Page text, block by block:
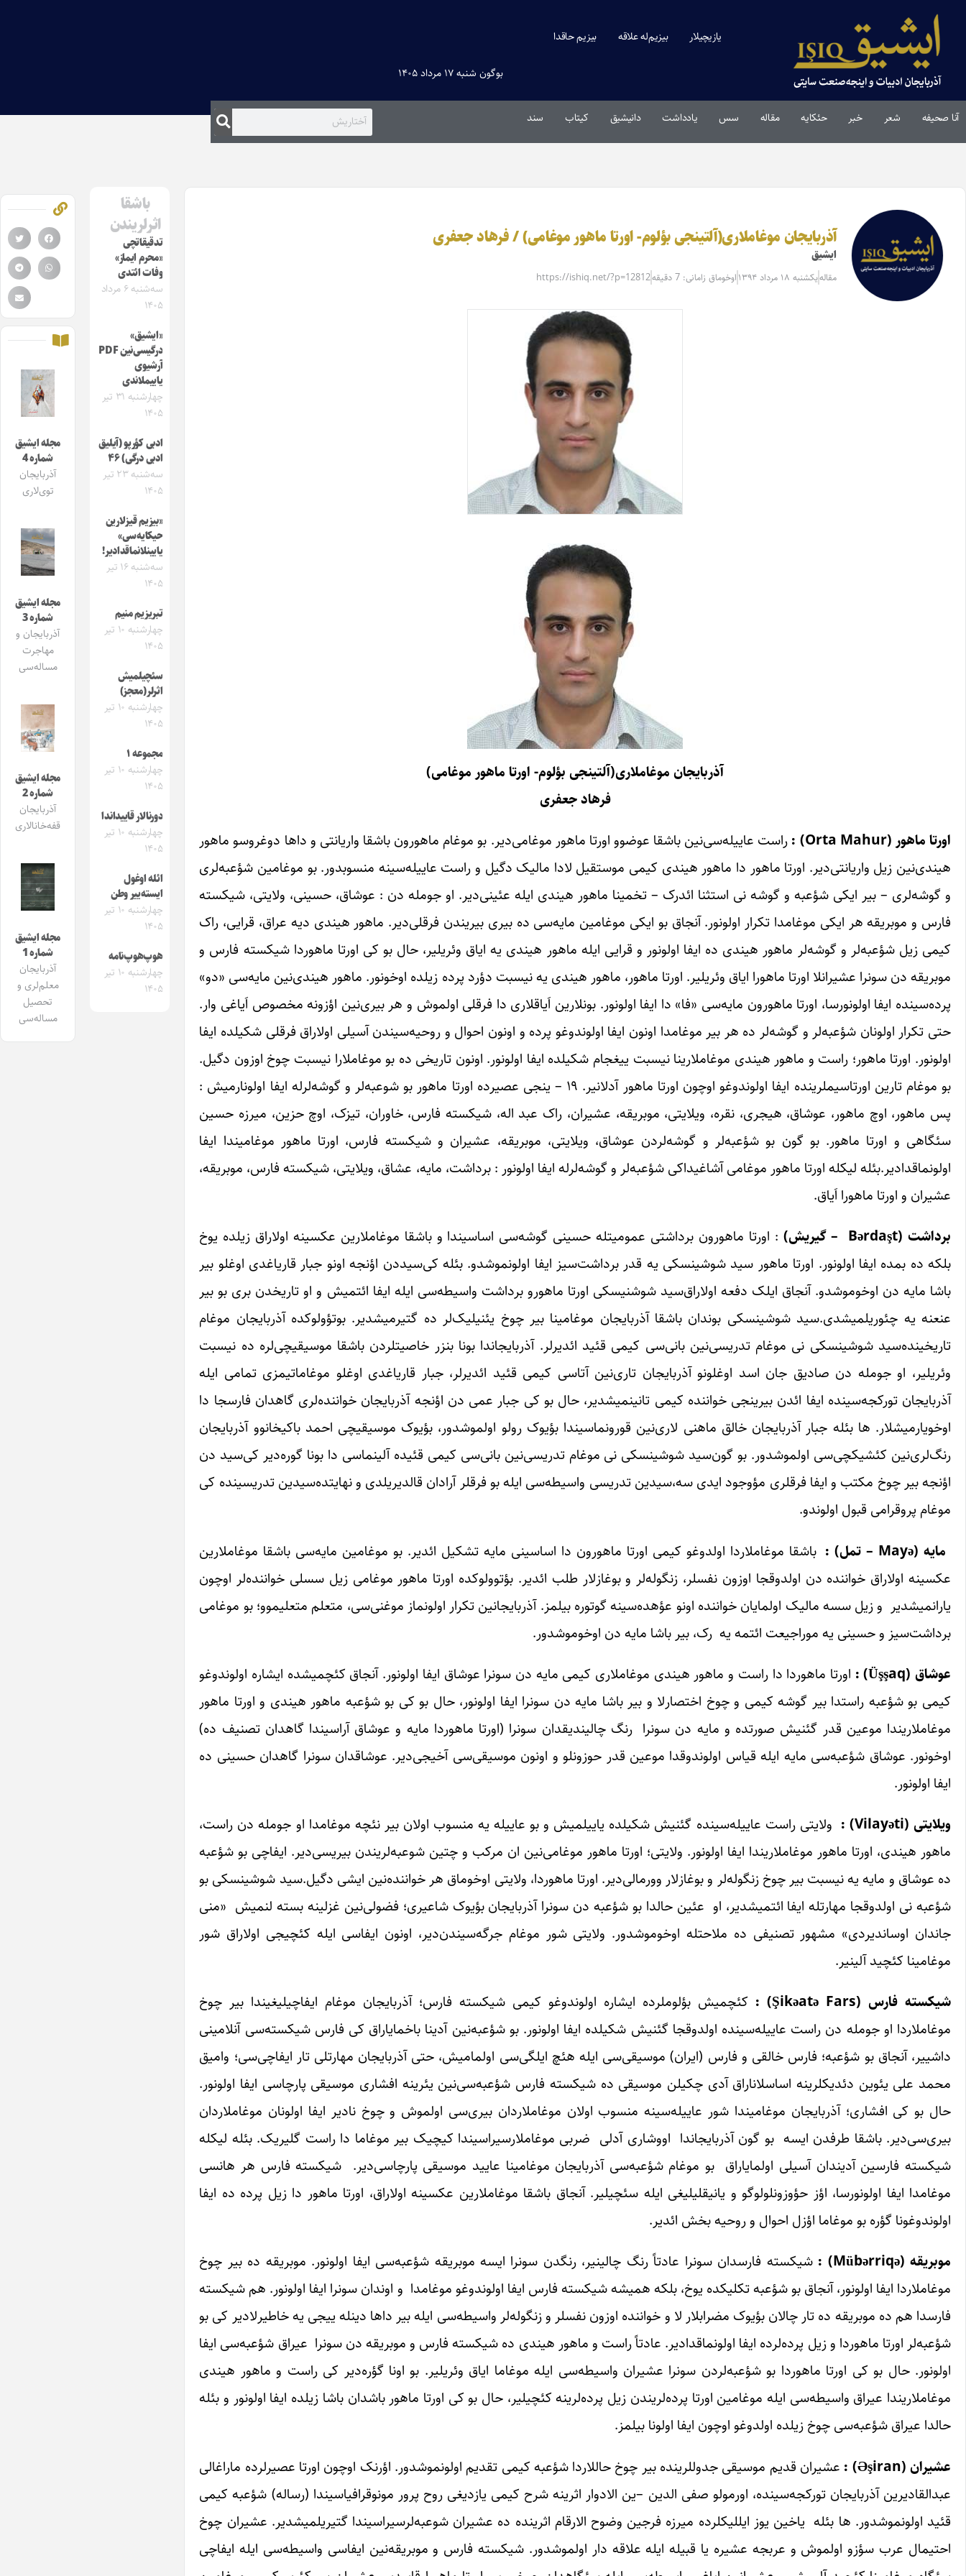
یازیچیلار بیزیم‌له علاقه بیزیم حاقدا
بوگون شنبه ۱۷ مرداد ۱۴۰۵
آنا صحیفه شعر خبر حئکایه مقاله‌ سس یادداشت دانیشیق کیتاب سند
آذربایجان موغاملاری(آلتینجی بؤلوم- اورتا ماهور موغامی) / فرهاد جعفری
ایشیق
مقاله‌یکشنبه ۱۸ مرداد ۱۳۹۴ اوخوماق زامانی: 7 دقیقه https://ishiq.net/?p=12812
آذربایجان موغاملاری(آلتینجی بؤلوم- اورتا ماهور موغامی)
فرهاد جعفری
اورتا ماهور (Orta Mahur) :
راست عاییله‌سی‌نین باشقا عوضوو اورتا ماهور موغامی‌دیر. بو موغام ماهورون باشقا واریانتی و داها دوغروسو ماهور
هیندی‌نین زیل واریانتی‌دیر. اورتا ماهور دا ماهور هیندی کیمی موستقیل لادا مالیک دگیل و راست عاییله‌سینه منسوبدور. بو موغامین شؤعبه‌لری
و گوشه‌لری – بیر ایکی شؤعبه و گوشه نی استثنا ائدرک – تخمینا ماهور هیندی ایله عئینی‌دیر. او جومله دن : عوشاق، حسینی، ولایتی، شیکسته
فارس و موبریقه هر ایکی موغامدا تکرار اولونور. آنجاق بو ایکی موغامین مایه‌سی ده بیری بیریندن فرقلی‌دیر. ماهور هیندی دیه عراق، قرایی، راک
کیمی زیل شؤعبه‌لر و گوشه‌لر ماهور هیندی ده ایفا اولونور و قرایی ایله ماهور هیندی یه ایاق وئریلیر، حال بو کی اورتا ماهوردا شیکسته فارس و
موبریقه دن سونرا عشیرانلا اورتا ماهورا ایاق وئریلیر. اورتا ماهور، ماهور هیندی یه نیسبت دؤرد پرده زیلده اوخونور. ماهور هیندی‌نین مایه‌سی «دو»
پرده‌سینده ایفا اولونورسا، اورتا ماهورون مایه‌سی «فا» دا ایفا اولونور. بونلارین اَیاقلاری دا فرقلی اولموش و هر بیری‌نین اؤزونه مخصوص اَیاغی وار.
حتی تکرار اولونان شؤعبه‌لر و گوشه‌لر ده هر بیر موغامدا اونون ایفا اولوندوغو پرده و اونون احوال و روحیه‌سیندن آسیلی اولاراق فرقلی شکیلده ایفا
اولونور. اورتا ماهور؛ راست و ماهور هیندی موغاملارینا نیسبت ییغجام شکیلده ایفا اولونور. اونون تاریخی ده بو موغاملارا نیسبت چوخ اوزون دگیل.
بو موغام تارین اورتا‌سیملرینده ایفا اولوندوغو اوچون اورتا ماهور آدلانیر. ۱۹ – ینجی عصیرده اورتا ماهور بو شوعبه‌لر و گوشه‌لرله ایفا اولونارمیش :
پس ماهور، اوچ ماهور، عوشاق، هیجری، نقره، ویلایتی، موبریقه، عشیران، راک عبد اله، شیکسته فارس، خاوران، تیزک، اوچ حزین، میرزه حسین
سئگاهی و اورتا ماهور. بو گون بو شؤعبه‌لر و گوشه‌لردن عوشاق، ویلایتی، موبریقه، عشیران و شیکسته فارس، اورتا ماهور موغامیندا ایفا
اولونماقدادیر.بئله لیکله اورتا ماهور موغامی آشاغیداکی شؤعبه‌لر و گوشه‌لرله ایفا اولونور : برداشت، مایه، عشاق، ویلایتی، شیکسته فارس، موبریقه،
عشیران و اورتا ماهورا اَیاق.
برداشت(Bərdaşt – گیریش) : اورتا ماهورون برداشتی عمومیتله حسینی گوشه‌سی اساسیندا و باشقا موغاملارین عکسینه اولاراق زیلده یوخ
بلکه ده بمده ایفا اولونور. اورتا ماهور ‌سید شوشینسکی یه قدر برداشت‌سیز ایفا اولونموشدو. بئله کی‌سیددن اؤنجه اونو جبار قاریاغدی اوغلو بیر
باشا مایه دن اوخوموشدو. آنجاق ایلک دفعه اولاراق‌سید شوشنیسکی اورتا ماهورو برداشت واسیطه‌سی ایله ایفا ائتمیش و او تاریخدن بری بو بیر
عنعنه یه چئوریلمیشدی.‌سید شوشینسکی بوندان باشقا آذربایجان موغامینا بیر چوخ یئنیلیک‌لر ده گتیرمیشدیر. بوتؤولوکده آذربایجان موغام
تاریخینده‌سید شوشینسکی نی موغام تدریسی‌نین بانی‌سی کیمی قئید ائدیرلر. آذربایجاندا بونا بنزر خاصیتلردن باشقا موسیقیچی‌لره ده نیسبت
وئریلیر، او جومله دن صادیق جان اسد اوغلونو آذربایجان تاری‌نین آتاسی کیمی قئید ائدیرلر، جبار قاریاغدی اوغلو موغاماتیمزی تمامی ایله
آذربایجان تورکجه‌سینده ایفا ائدن بیرینجی خواننده کیمی تانینمیشدیر، حال بو کی جبار عمی دن اؤنجه آذربایجان خواننده‌لری گاهدان فارسجا دا
اوخویارمیشلار. ها بئله جبار آذربایجان خالق ماهنی لاری‌نین قورونماسیندا بؤیوک رولو اولموشدور، بؤیوک موسیقیچی احمد باکیخانوو آذربایجان
رنگ‌لری‌نین کئشیکچی‌سی اولموشدور. بو گون‌سید شوشینسکی نی موغام تدریسی‌نین بانی‌سی کیمی قئیده آلینماسی دا بونا گوره‌دیر کی‌سید دن
اؤنجه بیر چوخ مکتب و ایفا فرقلری مؤوجود ایدی سه،‌سیدین تدریسی واسیطه‌سی ایله بو فرقلر آرادان قالدیریلدی و نهایتده‌سیدین تدریسینده کی
موغام پروقرامی قبول اولوندو.
مایه(Mayə – تمل) : باشقا موغاملاردا اولدوغو کیمی اورتا ماهورون دا اساسینی مایه تشکیل ائدیر. بو موغامین مایه‌سی باشقا موغاملارین
عکسینه اولاراق خواننده دن اولدوقجا اوزون نفسلر، زنگوله‌لر و بوغازلار طلب ائدیر. بؤتوولوکده اورتا ماهور موغامی زیل سسلی خواننده‌لر اوچون
یارانمیشدیر و زیل سسه مالیک اولمایان خواننده اونو عؤهده‌سینه گوتوره بیلمز. آذربایجانین تکرار اولونماز موغنی‌سی، متعلم متعلیموو؛ بو موغامی
برداشت‌سیز و حسینی یه موراجیعت ائتمه یه رک، بیر باشا مایه دن اوخوموشدور.
عوشاق (Üşşaq) :
اورتا ماهوردا دا راست و ماهور هیندی موغاملاری کیمی مایه دن سونرا عوشاق ایفا اولونور. آنجاق کئچمیشده ایشاره اولوندوغو
کیمی بو شؤعبه راستدا بیر گوشه کیمی و چوخ اختصارلا و بیر باشا مایه دن سونرا ایفا اولونور، حال بو کی بو شؤعبه ماهور هیندی و اورتا ماهور
موغاملاریندا موعین قدر گئنیش صورتده و مایه دن سونرا رنگ چالیندیقدان سونرا (اورتا ماهوردا مایه و عوشاق آراسیندا گاهدان تصنیف ده)
اوخونور. عوشاق شؤعبه‌سی مایه ایله قیاس اولوندوقدا موعین قدر حوزونلو و اونون موسیقی‌سی آخیجی‌دیر. عوشاقدان سونرا گاهدان حسینی ده
ایفا اولونور.
ویلایتی(Vilayəti) :
ولایتی راست عاییله‌سینده گئنیش شکیلده یاییلمیش و بو عاییله یه منسوب اولان بیر نئچه موغامدا او جومله دن راست،
ماهور هیندی، اورتا ماهور موغاملاریندا ایفا اولونور. ولایتی؛ اورتا ماهور موغامی‌نین ان مرکب و چتین شوعبه‌لریندن بیریسی‌دیر. ایفاچی بو شؤعبه
ده عوشاق و مایه یه نیسبت بیر چوخ زنگوله‌لر و بوغازلار وورمالی‌دیر. اورتا ماهوردا، ولایتی اوخوماق هر خواننده‌نین ایشی دگیل.‌سید شوشینسکی بو
شؤعبه نی اولدوقجا مهارتله ایفا ائتمیشدیر، او عئین حالدا بو شؤعبه دن سونرا آذربایجان بؤیوک شاعیری؛ فضولی‌نین غزلینه بسته لنمیش «منی
جاندان اوساندیردی» مشهور تصنیفی ده ملاحتله اوخوموشدور. ولایتی شور موغام جرگه‌سیندن‌دیر، اونون ایفا‌سی ایله کئچیجی اولاراق شور
موغامینا کئچید آلینیر.
شیکسته فارس(Şikəatə Fars)
: کئچمیش بؤلوملرده ایشاره اولوندوغو کیمی شیکسته فارس؛ آذربایجان موغام ایفاچیلیغیندا بیر چوخ
موغاملاردا او جومله دن راست عاییله‌سینده اولدوقجا گئنیش شکیلده ایفا اولونور. بو شؤعبه‌نین آدینا باخمایاراق کی فارس شیکسته‌سی آنلامینی
داشییر، آنجاق بو شؤعبه؛ فارس خالقی و فارس (ایران) موسیقی‌سی ایله هئچ ایلگی‌سی اولمامیش، حتی آذربایجان مهارتلی تار ایفاچی‌سی؛ وامیق
محمد علی یئوین دئدیکلرینه اساسلاناراق آدی چکیلن موسیقی ده شیکسته فارس شؤعبه‌سی‌نین یئرینه افشاری موسیقی پارچاسی ایفا اولونور.
حال بو کی افشاری؛ آذربایجان موغامیندا شور عاییله‌سینه منسوب اولان موغاملاردان بیری‌سی اولموش و چوخ نادیر ایفا اولونان موغاملاردان
بیری‌سی‌دیر. باشقا طرفدن ایسه بو گون آذربایجاندا اووشاری آدلی ضربی موغاملار‌سیراسیندا کیچیک بیر موغاما دا راست گلیریک. بئله لیکله
شیکسته فارسین آدیندان آسیلی اولمایاراق بو موغام شؤعبه‌سی آذربایجان موغامینا عایید موسیقی پارچا‌سی‌دیر. شیکسته فارس هر هانسی
موغامدا ایفا اولونورسا، اؤز حؤوزونلولوگو و یانیقلیلیغی ایله سئچیلیر. آنجاق باشقا موغاملارین عکسینه اولاراق، اورتا ماهور دا زیل پرده ده ایفا
اولوندوغونا گؤره بو موغاما اؤزل احوال و روحیه بخش ائدیر.
موبریقه(Mübərriqə) :
شیکسته فارسدان سونرا عادتاً رنگ چالینیر، رنگدن سونرا ایسه موبریقه شؤعبه‌سی ایفا اولونور. موبریقه ده بیر چوخ
موغاملاردا ایفا اولونور، آنجاق بو شؤعبه تکلیکده یوخ، بلکه همیشه شیکسته فارس ایفا اولوندوغو موغامدا و اوندان سونرا ایفا اولونور. هم شیکسته
فارسدا هم ده موبریقه ده تار چالان بؤیوک مضرابلار لا و خواننده اوزون نفسلر و زنگوله‌لر واسیطه‌سی ایله بیر داها دینله ییجی یه خاطیرلادیر کی بو
شؤعبه‌لر اورتا ماهوردا و زیل پرده‌لرده ایفا اولونماقدادیر. عادتاً راست و ماهور هیندی ده شیکسته فارس و موبریقه دن سونرا عیراق شؤعبه‌سی ایفا
اولونور. حال بو کی اورتا ماهوردا بو شؤعبه‌لردن سونرا عشیران واسیطه‌سی ایله موغاما ایاق وئریلیر. بو اونا گؤره‌دیر کی راست و ماهور هیندی
موغاملاریندا عیراق واسیطه‌سی ایله موغامین اورتا پرده‌لریندن زیل پرده‌لرینه کئچیلیر، حال بو کی اورتا ماهور باشدان باشا زیلده ایفا اولونور و بئله
حالدا عیراق شؤعبه‌سی چوخ زیلده اولدوغو اوچون ایفا اولونا بیلمز.
عشیران(Əşiran) :
عشیران قدیم موسیقی جدوللرینده بیر چوخ حاللاردا شؤعبه کیمی تقدیم اولونموشدور. اؤرنک اوچون اورتا عصیرلرده ماراغالی
عبدالقادیرین آذربایجان تورکجه‌سینده، اورمولو صفی الدین –ین الادوار اثرینه شرح کیمی یازدیغی روح پرور مونوقرافیاسیندا (رساله) شؤعبه کیمی
قئید اولونموشدور. ها بئله یاخین یوز ایللیکلرده میرزه فرجین وضوح الارقام اثرینده ده عشیران شوعبه‌لر‌سیراسیندا گتیریلمیشدیر. عشیران چوخ
احتیمال عرب سؤزو اولموش و عربجه عشیره یا قبیله ایله علاقه دار اولموشدور. شیکسته فارس و موبریقه‌نین ایفا‌سی واسیطه‌سی ایله ایفاچی
باشقا
اثرلریندن
تدقیقاتچی
«محرم ایماز»
وفات ائتدی
سه‌شنبه ۶ مرداد
۱۴۰۵
«ایشیق»
درگیسی‌نین PDF
آرشیوی
یاییملاندی
چهارشنبه ۳۱ تیر
۱۴۰۵
ادبی کؤرپو (آیلیق
ادبی درگی) ۴۶
سه‌شنبه ۲۳ تیر
۱۴۰۵
«بیزیم قیزلارین
حیکایه‌سی»
یایینلانماقدادیر!
سه‌شنبه ۱۶ تیر
۱۴۰۵
تبریزیم منیم
چهارشنبه ۱۰ تیر
۱۴۰۵
سئچیلمیش
اثرلر(معجز)
چهارشنبه ۱۰ تیر
۱۴۰۵
مجموعه ۱
چهارشنبه ۱۰ تیر
۱۴۰۵
دورنالار قاییداندا
چهارشنبه ۱۰ تیر
۱۴۰۵
ائله اوغول
ایسته‌ییر وطن
چهارشنبه ۱۰ تیر
۱۴۰۵
هوپ‌هوپ‌نامه
چهارشنبه ۱۰ تیر
۱۴۰۵
مجله ایشیق
شماره 4
آذربایجان
توی‌لاری
مجله ایشیق
شماره 3
آذربایجان و
مهاجرت
مساله‌سی
مجله ایشیق
شماره 2
آذربایجان
قفه‌خانالاری
مجله ایشیق
شماره 1
آذربایجان
معلم‌لری و
تحصیل
مساله‌سی